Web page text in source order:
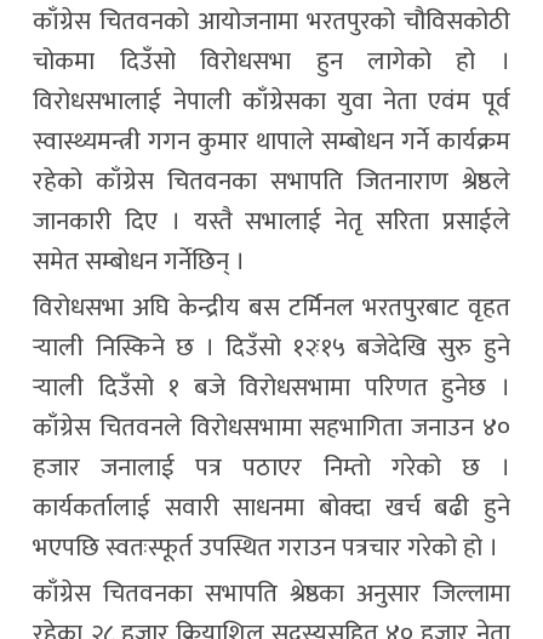
काँग्रेस चितवनको आयोजनामा भरतपुरको चौविसकोठी
चोकमा दिउँसो विरोधसभा हुन लागेको हो ।
विरोधसभालाई नेपाली काँग्रेसका युवा नेता एवंम पूर्व
स्वास्थ्यमन्त्री गगन कुमार थापाले सम्बोधन गर्ने कार्यक्रम
रहेको काँग्रेस चितवनका सभापति जितनाराण श्रेष्ठले
जानकारी दिए । यस्तै सभालाई नेतृ सरिता प्रसाईले
समेत सम्बोधन गर्नेछिन् ।
विरोधसभा अघि केन्द्रीय बस टर्मिनल भरतपुरबाट वृहत
र्‍याली निस्किने छ । दिउँसो १२ः१५ बजेदेखि सुरु हुने
र्‍याली दिउँसो १ बजे विरोधसभामा परिणत हुनेछ ।
काँग्रेस चितवनले विरोधसभामा सहभागिता जनाउन ४०
हजार जनालाई पत्र पठाएर निम्तो गरेको छ ।
कार्यकर्तालाई सवारी साधनमा बोक्दा खर्च बढी हुने
भएपछि स्वतःस्फूर्त उपस्थित गराउन पत्रचार गरेको हो ।
काँग्रेस चितवनका सभापति श्रेष्ठका अनुसार जिल्लामा